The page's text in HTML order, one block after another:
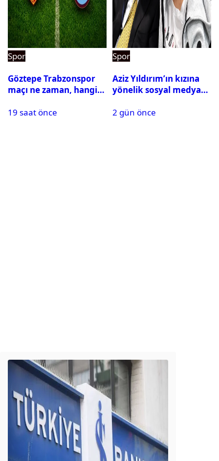
Spor
Göztepe Trabzonspor
maçı ne zaman, hangi
oynayacak mı?
19 saat önce
Spor
Aziz Yıldırım’ın kızına
yönelik sosyal medya
hakkında karar çıktı
2 gün önce